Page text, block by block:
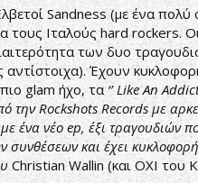
Sandness (με ένα
τους Ιταλούς hard
των δυο
αντίστοιχα). Έχουν
glam ήχο, τα‘’ Like An
τηνRockshots Recordsμε
ένα νέο ep, έξι τραγουδιών
συνθέσεων και έχει
Christian Wallin (και ΟΧΙ του